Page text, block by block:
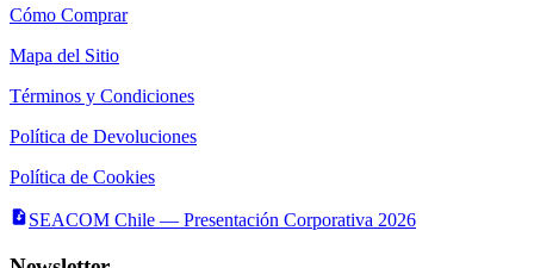
Cómo Comprar
Mapa del Sitio
Términos y Condiciones
Política de Devoluciones
Política de Cookies
SEACOM Chile — Presentación Corporativa 2026